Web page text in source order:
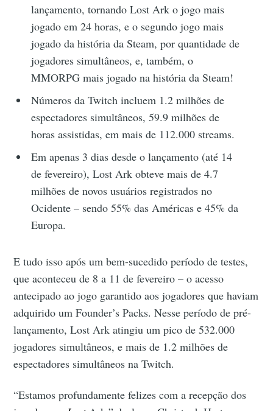
lançamento, tornando Lost Ark o jogo mais
jogado em 24 horas, e o segundo jogo mais
jogado da história da Steam, por quantidade de
jogadores simultâneos, e, também, o
MMORPG mais jogado na história da Steam!
Números da Twitch incluem 1.2 milhões de
espectadores simultâneos, 59.9 milhões de
horas assistidas, em mais de 112.000 streams.
Em apenas 3 dias desde o lançamento (até 14
de fevereiro), Lost Ark obteve mais de 4.7
milhões de novos usuários registrados no
Ocidente – sendo 55% das Américas e 45% da
Europa.
E tudo isso após um bem-sucedido período de testes,
que aconteceu de 8 a 11 de fevereiro – o acesso
antecipado ao jogo garantido aos jogadores que haviam
adquirido um Founder’s Packs. Nesse período de pré-
lançamento, Lost Ark atingiu um pico de 532.000
jogadores simultâneos, e mais de 1.2 milhões de
espectadores simultâneos na Twitch.
“Estamos profundamente felizes com a recepção dos